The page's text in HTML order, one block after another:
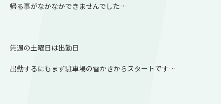
帰る事がなかなかできませんでした…
先週の土曜日は出勤日
出勤するにもまず駐車場の雪かきからスタートです…